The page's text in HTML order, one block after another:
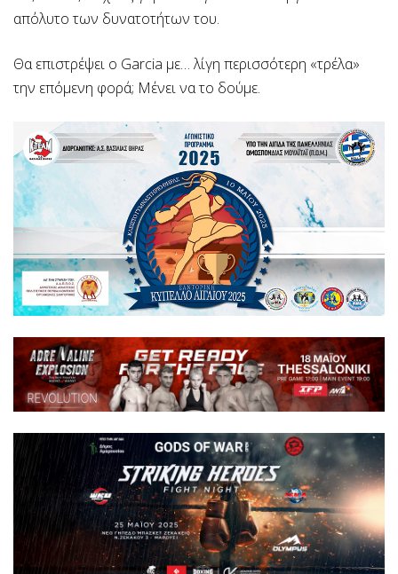
απόλυτο των δυνατοτήτων του.
Θα επιστρέψει ο Garcia με… λίγη περισσότερη «τρέλα»
την επόμενη φορά; Μένει να το δούμε.